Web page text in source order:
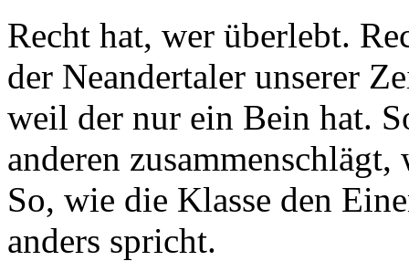
Recht hat, wer überlebt.
der Neandertaler unserer
weil der nur ein Bein hat.
anderen
So, wie die Klasse den
anders spricht.